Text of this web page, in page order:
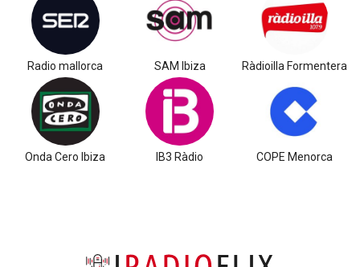
Radio mallorca SAM Ibiza Ràdioilla Formentera
Onda Cero Ibiza IB3 Ràdio COPE Menorca